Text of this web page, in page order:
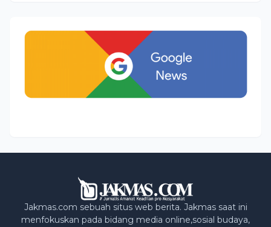
Jakmas.com sebuah situs web berita. Jakmas saat ini
menfokuskan pada bidang media online,sosial budaya,